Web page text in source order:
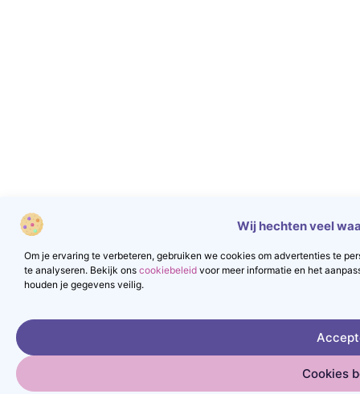
Wij hechten veel
Om je ervaring te verbeteren, gebruiken we cookies om advertenties te
te analyseren. Bekijk ons cookiebeleid voor meer informatie en het
houden je gegevens veilig.
Cookies